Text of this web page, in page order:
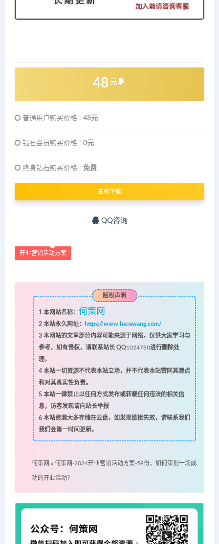
48 元
普通用户购买价格 : 48元
钻石会员购买价格 : 0元
终身钻石购买价格 : 免费
支付下载
QQ咨询
开业营销活动方案
版权声明
1 本网站名称： 何策网
2本站永久网址：
https://www.hecewang.com/
3本网站的文章部分内容可能来源于网络，仅供大家学习与
参考，如有侵权，请联系站长 QQ1024780进行删除处
理。
4本站一切资源不代表本站立场，并不代表本站赞同其观点
和对其真实性负责。
5本站一律禁止以任何方式发布或转载任何违法的相关信
息，访客发现请向站长举报
6本站资源大多存储在云盘，如发现链接失效，请联系我们
我们会第一时间更新。
何策网 » 何策网-2024开业营销活动方案-59份，如何策划一场成
功的开业活动？